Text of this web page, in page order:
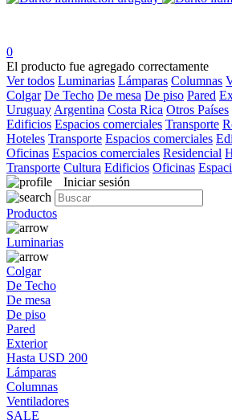
0
El producto fue agregado correctamente
Ver todos Luminarias Lámparas Columnas
Colgar De Techo De mesa De piso Pared
Uruguay Argentina Costa Rica Otros Países
Edificios Espacios comerciales Transporte
Hoteles Transporte Espacios comerciales
Oficinas Espacios comerciales Residencial
Transporte Cultura Edificios Oficinas
Iniciar sesión
Productos
Luminarias
Colgar
De Techo
De mesa
De piso
Pared
Exterior
Hasta USD 200
Lámparas
Columnas
Ventiladores
SALE